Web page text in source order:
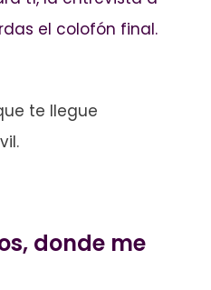
el colofón final.
te llegue
donde me